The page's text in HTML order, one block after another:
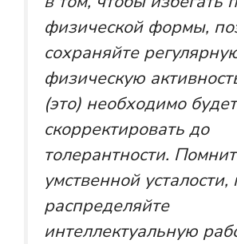
физической формы,
сохраняйте
физическую
(это) необходимо будет
скорректировать до
толерантности.
умственной усталости,
распределяйте
интеллектуальную